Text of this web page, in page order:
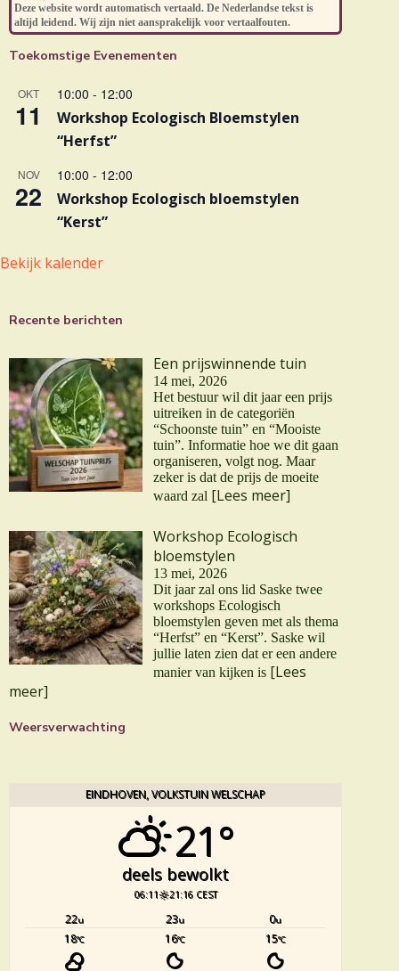
Deze website wordt automatisch vertaald. De Nederlandse tekst is
altijd leidend. Wij zijn niet aansprakelijk voor vertaalfouten.
Toekomstige Evenementen
OKT
11
10:00 - 12:00
Workshop Ecologisch Bloemstylen
“Herfst”
NOV
22
10:00 - 12:00
Workshop Ecologisch bloemstylen
“Kerst”
Bekijk kalender
Recente berichten
Een prijswinnende tuin
14 mei, 2026
Het bestuur wil dit jaar een prijs
uitreiken in de categoriën
“Schoonste tuin” en “Mooiste
tuin”. Informatie hoe we dit gaan
organiseren, volgt nog. Maar
zeker is dat de prijs de moeite
waard zal [Lees meer]
Workshop Ecologisch
bloemstylen
13 mei, 2026
Dit jaar zal ons lid Saske twee
workshops Ecologisch
bloemstylen geven met als thema
“Herfst” en “Kerst”. Saske wil
jullie laten zien dat er een andere
manier van kijken is [Lees
meer]
Weersverwachting
EINDHOVEN, VOLKSTUIN WELSCHAP
21°
deels bewolkt
06:11 21:16 CEST
22u 23u 0u
18°C 16°C 15°C